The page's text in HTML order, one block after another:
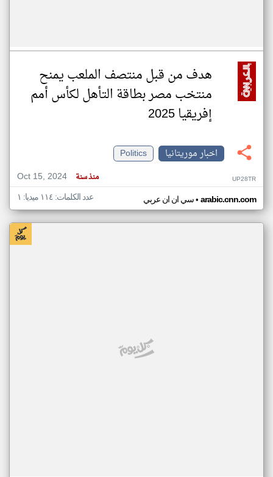
هدف من قبل منتصف الملعب يمنح
منتخب مصر بطاقة التأهل لكأس أمم
إفريقيا 2025
اخبار موريتانيا
Politics
Oct 15, 2024
منذ سنة UP28TR
سي ان ان عربي• arabic.cnn.com عدد الكلمات: ١١٤ ميديا: ١